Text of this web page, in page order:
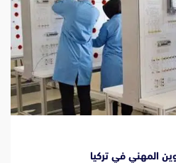
المهني في تركيا